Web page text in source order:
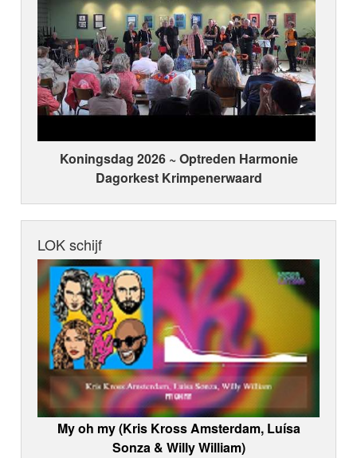
Koningsdag 2026 ~ Optreden Harmonie
Dagorkest Krimpenerwaard
LOK schijf
My oh my (Kris Kross Amsterdam, Luísa
Sonza & Willy William)